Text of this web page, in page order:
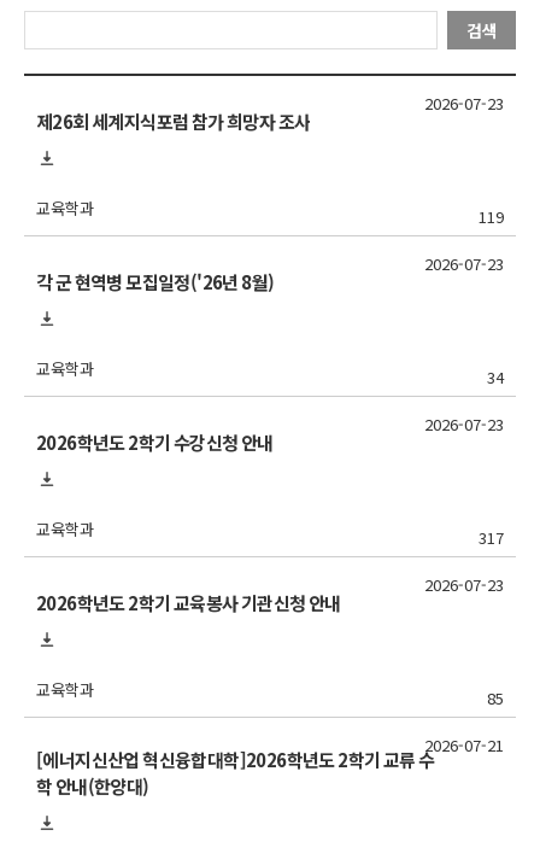
검색
제26회 세계지식포럼 참가 희망자 조사
교육학과 119
2026-07-23
각 군 현역병 모집일정('26년 8월)
교육학과 34
2026-07-23
2026학년도 2학기 수강신청 안내
교육학과 317
2026-07-23
2026학년도 2학기 교육봉사 기관신청 안내
교육학과 85
2026-07-23
[에너지신산업 혁신융합대학]2026학년도 2학기 교류 수
학 안내(한양대)
2026-07-21